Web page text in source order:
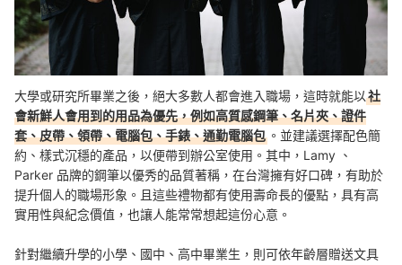
大學或研究所畢業之後，絕大多數人都會進入職場，這時就能以社
會新鮮人會用到的用品為優先，例如高質感鋼筆、名片夾、證件
套、皮帶、領帶、電腦包、手錶、通勤電腦包 。並建議選擇配色簡
約、樣式沉穩的產品，以便帶到辦公室使用。其中，Lamy 、
Parker 品牌的鋼筆以優秀的品質著稱，在台灣擁有好口碑，有助於
提升個人的職場形象。且這些禮物都有使用壽命長的優點，具有高
實用性與紀念價值，也讓人能常常想起這份心意。
針對繼續升學的小學、國中、高中畢業生，則可依年齡層贈送文具